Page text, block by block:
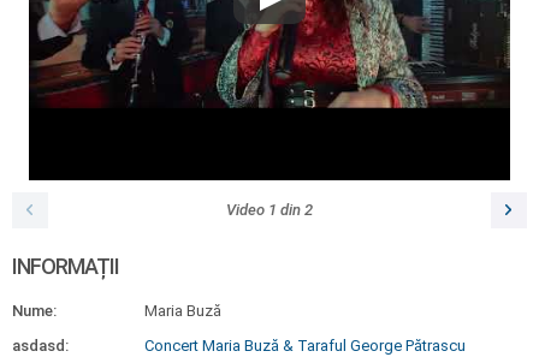
Video 1 din 2
INFORMAȚII
Nume:
Maria Buză
asdasd:
Concert Maria Buză & Taraful George Pătrascu